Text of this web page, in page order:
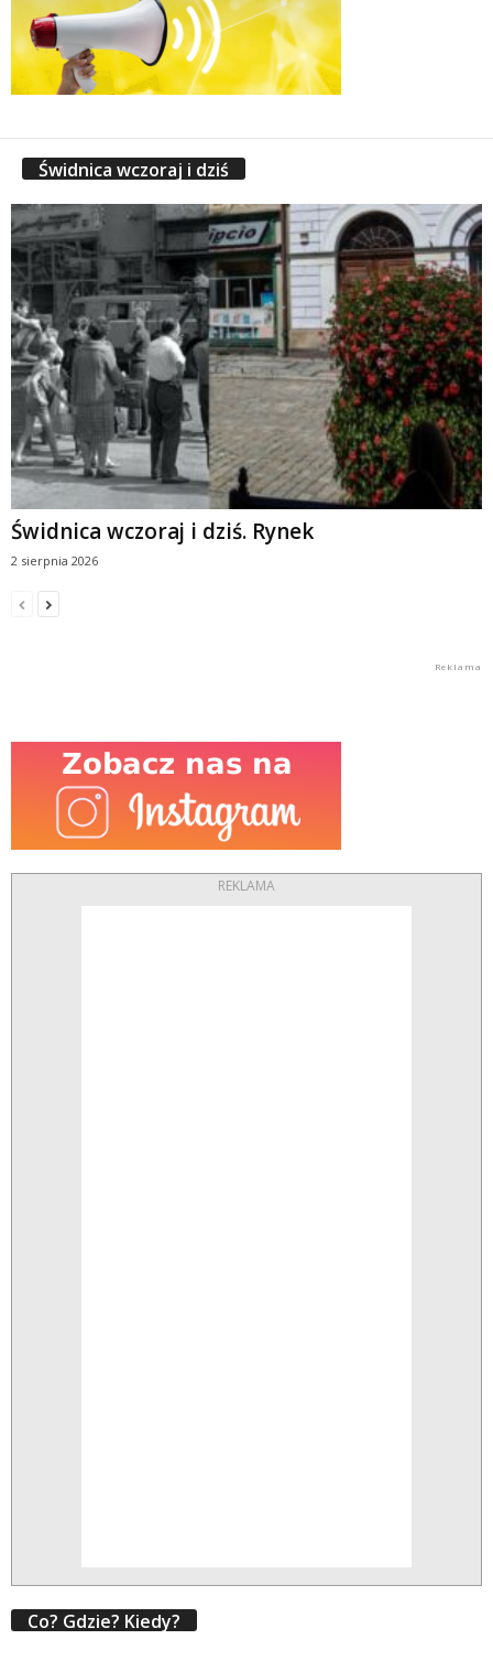
Świdnica wczoraj i dziś
Świdnica wczoraj i dziś. Rynek
2 sierpnia 2026
REKLAMA
Co? Gdzie? Kiedy?